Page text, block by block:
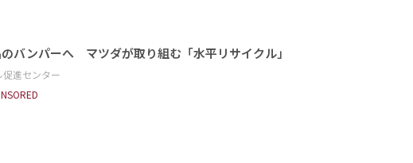
バンパーへ マツダが取り組む「水平リサイクル」
促進センター